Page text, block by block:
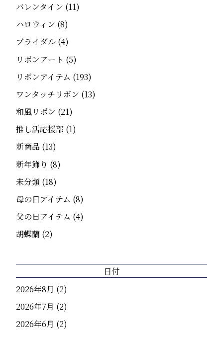
バレンタイン (11)
ハロウィン (8)
ブライダル (4)
リボンアート (5)
リボンアイテム (193)
ワンタッチリボン (13)
和風リボン (21)
推し活応援部 (1)
新商品 (13)
新年飾り (8)
未分類 (18)
母の日アイテム (8)
父の日アイテム (4)
胡蝶蘭 (2)
日付
2026年8月 (2)
2026年7月 (2)
2026年6月 (2)